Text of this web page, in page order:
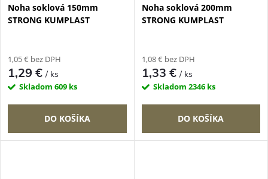
Noha soklová 150mm
STRONG KUMPLAST
1,05 € bez DPH
1,29 €/ ks
Skladom 609 ks
DO KOŠÍKA
Noha soklová 200mm
STRONG KUMPLAST
1,08 € bez DPH
1,33 €/ ks
Skladom 2346 ks
DO KOŠÍKA